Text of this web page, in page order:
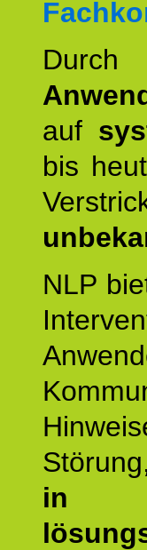
auf
bis
NLP
Störung,
in